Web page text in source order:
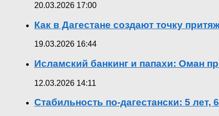
20.03.2026 17:00
Как в Дагестане создают точку
19.03.2026 16:44
Исламский банкинг и папахи: Оман
12.03.2026 14:11
Стабильность по-дагестански: 5